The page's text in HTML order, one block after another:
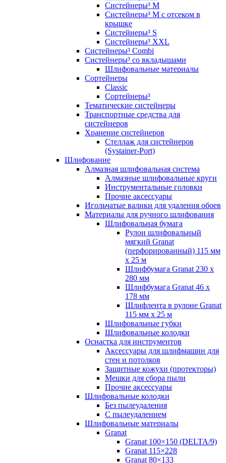
Систейнеры³ M
Систейнеры³ M с отсеком в
крышке
Систейнеры³ S
Систейнеры³ XXL
Систейнеры³ Combi
Систейнеры³ со вкладышами
Шлифовальные материалы
Сортейнеры
Classic
Сортейнеры³
Тематические систейнеры
Транспортные средства для
систейнеров
Хранение систейнеров
Стеллаж для систейнеров
(Systainer-Port)
Шлифование
Алмазная шлифовальная система
Алмазные шлифовальные круги
Инструментальные головки
Прочие аксессуары
Игольчатые валики для удаления обоев
Материалы для ручного шлифования
Шлифовальная бумага
Рулон шлифовальный
мягкий Granat
(перфорированный) 115 мм
x 25 м
Шлифбумага Granat 230 x
280 мм
Шлифбумага Granat 46 x
178 мм
Шлифлента в рулоне Granat
115 мм x 25 м
Шлифовальные губки
Шлифовальные колодки
Оснастка для инструментов
Аксессуары для шлифмашин для
стен и потолков
Защитные кожухи (протекторы)
Мешки для сбора пыли
Прочие аксессуары
Шлифовальные колодки
Без пылеудаления
С пылеудалением
Шлифовальные материалы
Granat
Granat 100×150 (DELTA/9)
Granat 115×228
Granat 80×133